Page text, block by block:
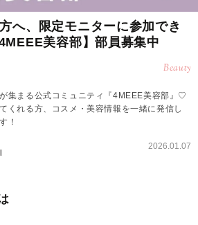
へ、限定モニターに参加でき
美容部】部員募集中
Beauty
集まる公式コミュニティ『4MEEE美容部』♡
くれる方、コスメ・美容情報を一緒に発信し
！
2026.01.07